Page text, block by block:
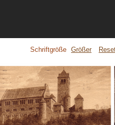
Schriftgröße Größer